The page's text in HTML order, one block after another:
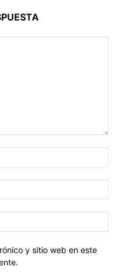
y sitio web en este